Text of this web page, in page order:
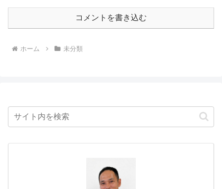
コメントを書き込む
ホーム 未分類